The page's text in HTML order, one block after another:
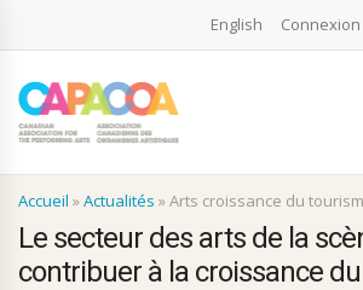
English Connexion
Accueil »Actualités »Arts croissance du
Le secteur des arts de la
contribuer à la croissance